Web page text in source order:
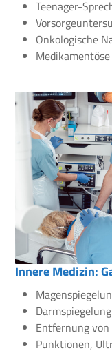
Teenager-
Onkologische
Innere Medizin:
Entfernung von
Punktionen,